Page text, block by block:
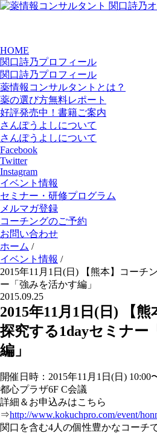
HOME
関口詩乃プロフィール
関口詩乃プロフィール
薬情報コンサルタントとは？
薬の選び方無料レポート
好評発売中！書籍ご案内
さんぽうよしについて
さんぽうよしについて
Facebook
Twitter
Instagram
イベント情報
セミナー・研修プログラム
メルマガ登録
コーチングのご予約
お問い合わせ
ホーム /
イベント情報 /
2015年11月1日(日) 【熊本】コーチ
ー「強みを活かす編」
2015.09.25
2015年11月1日(日) 【
探究する1dayセミナー
編」
開催日時：2015年11月1日(日)
都心プラザ6F C会議
詳細＆お申込みはこちら
⇒http://www.kokuchpro.com/event/
関口を含む4人の個性豊かなコーチ